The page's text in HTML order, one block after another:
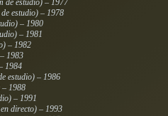
de estudio) – 1977
estudio) – 1978
– 1980
– 1981
– 1982
1983
1984
estudio) – 1986
– 1988
– 1991
directo) – 1993